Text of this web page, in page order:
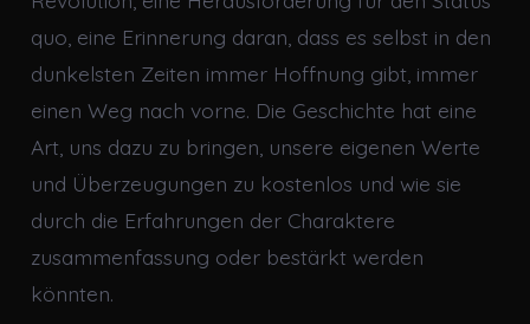
quo, eine Erinnerung daran, dass es selbst in den
dunkelsten Zeiten immer Hoffnung gibt, immer
einen Weg nach vorne. Die Geschichte hat eine
Art, uns dazu zu bringen, unsere eigenen Werte
und Überzeugungen zu kostenlos und wie sie
durch die Erfahrungen der Charaktere
zusammenfassung oder bestärkt werden
könnten.